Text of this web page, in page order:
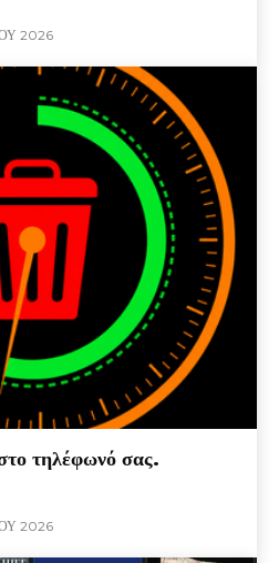
2026
τηλέφωνό σας.
2026